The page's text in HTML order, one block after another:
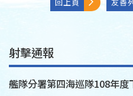
射擊通報
艦隊分署第四海巡隊108年